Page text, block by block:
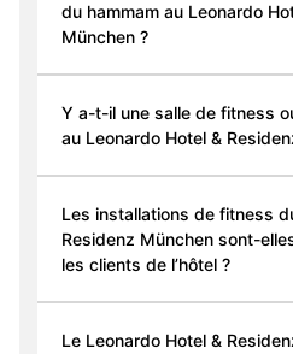
du hammam au Leonardo
München ?
Y a-t-il une salle de fitness
au Leonardo Hotel &
Les installations de fitness
Residenz München sont-
les clients de l’hôtel ?
Le Leonardo Hotel &